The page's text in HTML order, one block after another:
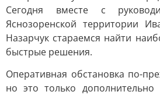
Сегодня вместе с
Яснозоренской территории
Назарчук стараемся найти
быстрые решения.
Оперативная обстановка по-
но это только